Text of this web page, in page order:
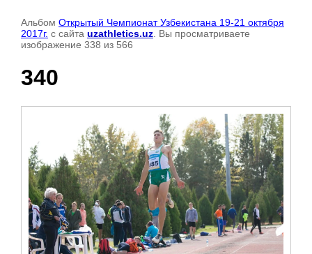
Альбом Открытый Чемпионат Узбекистана 19-21 октября
2017г. с сайта uzathletics.uz . Вы просматриваете
изображение 338 из 566
340